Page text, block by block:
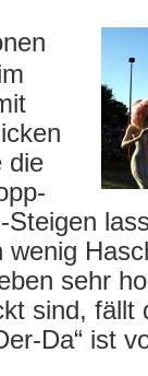
die
sehr
sind, fällt
Da“ ist